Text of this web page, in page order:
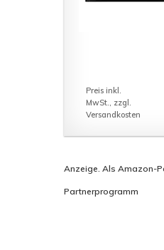
Preis inkl.
MwSt., zzgl.
Versandkosten
Anzeige. Als Amazon-
Partnerprogramm